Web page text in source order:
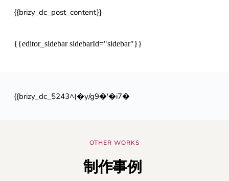
{{brizy_dc_post_content}}
{{editor_sidebar sidebarId="sidebar"}}
{{brizy_dc_5243^(�y/g9�'�i7�
OTHER WORKS
制作事例